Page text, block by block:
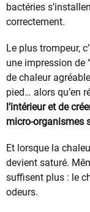
bactéries
correctement.
Le plus trompeur,
une impression de
de chaleur
pied… alors qu’en
l’intérieur et de
micro-organismes
Et lorsque la
devient saturé.
suffisent plus : le
odeurs.